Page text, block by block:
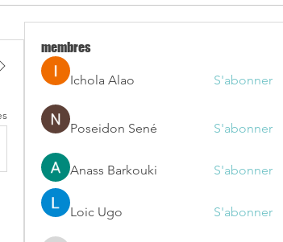
membres
Ichola Alao S'abonner
Poseidon Sené S'abonner
Anass Barkouki S'abonner
Loic Ugo S'abonner